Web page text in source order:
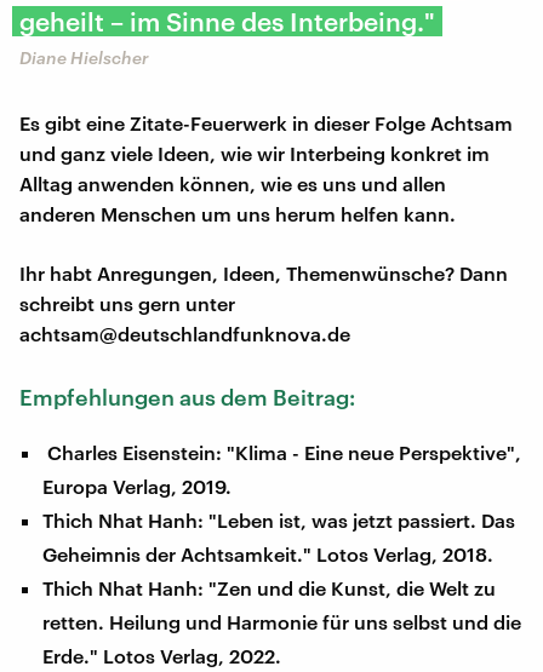
geheilt – im Sinne des Interbeing."
Diane Hielscher
Es gibt eine Zitate-Feuerwerk in dieser Folge Achtsam
und ganz viele Ideen, wie wir Interbeing konkret im
Alltag anwenden können, wie es uns und allen
anderen Menschen um uns herum helfen kann.
Ihr habt Anregungen, Ideen, Themenwünsche? Dann
schreibt uns gern unter
achtsam@deutschlandfunknova.de
Empfehlungen aus dem Beitrag:
Charles Eisenstein: "Klima - Eine neue Perspektive",
Europa Verlag, 2019.
Thich Nhat Hanh: "Leben ist, was jetzt passiert. Das
Geheimnis der Achtsamkeit." Lotos Verlag, 2018.
Thich Nhat Hanh: "Zen und die Kunst, die Welt zu
retten. Heilung und Harmonie für uns selbst und die
Erde." Lotos Verlag, 2022.